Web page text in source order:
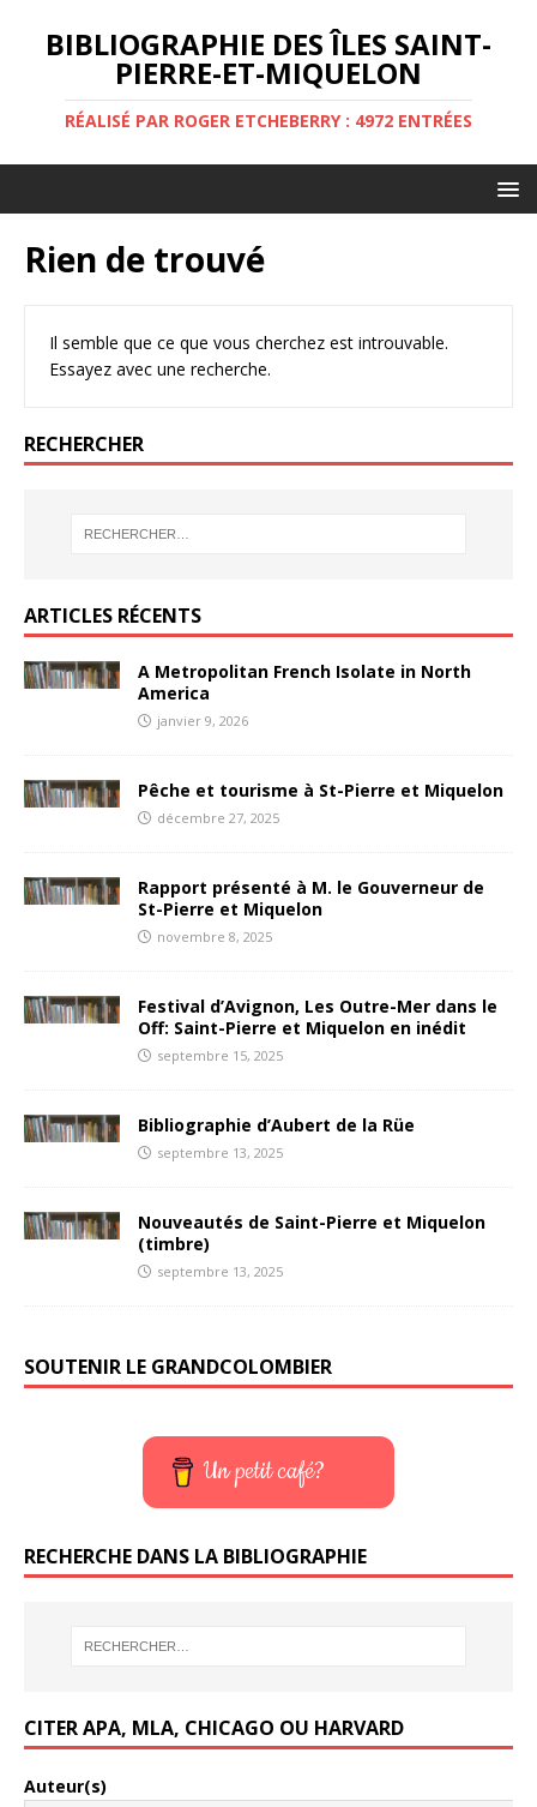
BIBLIOGRAPHIE DES ÎLES SAINT-
PIERRE-ET-MIQUELON
RÉALISÉ PAR ROGER ETCHEBERRY : 4972 ENTRÉES
Rien de trouvé
Il semble que ce que vous cherchez est introuvable.
Essayez avec une recherche.
RECHERCHER
ARTICLES RÉCENTS
A Metropolitan French Isolate in North
America
janvier 9, 2026
Pêche et tourisme à St-Pierre et Miquelon
décembre 27, 2025
Rapport présenté à M. le Gouverneur de
St-Pierre et Miquelon
novembre 8, 2025
Festival d’Avignon, Les Outre-Mer dans le
Off: Saint-Pierre et Miquelon en inédit
septembre 15, 2025
Bibliographie d’Aubert de la Rüe
septembre 13, 2025
Nouveautés de Saint-Pierre et Miquelon
(timbre)
septembre 13, 2025
SOUTENIR LE GRANDCOLOMBIER
Un petit café?
RECHERCHE DANS LA BIBLIOGRAPHIE
CITER APA, MLA, CHICAGO OU HARVARD
Auteur(s)